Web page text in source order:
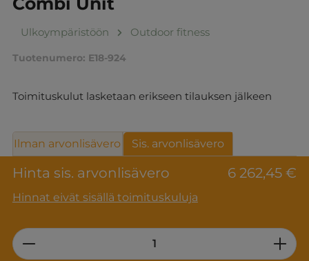
Ulkoympäristöön Outdoor fitness
Tuotenumero: E18-924
Toimituskulut lasketaan erikseen tilauksen jälkeen
Hinta sis. arvonlisävero 6 262,45 €
Hinnat eivät sisällä toimituskuluja
Ilman arvonlisävero Sis. arvonlisävero
Product Quantity: Enter the desired